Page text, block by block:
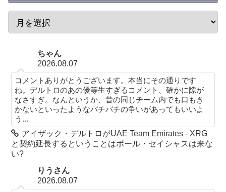
ちゃん
2026.08.07
コメントありがとうございます。本当にその通りです
ね。デルトロのあの優等生すぎるコメント、確かに隙が
なさすぎ。なんというか、昔の同じチーム内でも口もき
かないといったようなバチバチの争いがあってもいいよ
う...
アイザック・デルトロがUAE Team Emirates - XRG
と契約延長するということはポール・セイシャスは来な
い?
りうさん
2026.08.07